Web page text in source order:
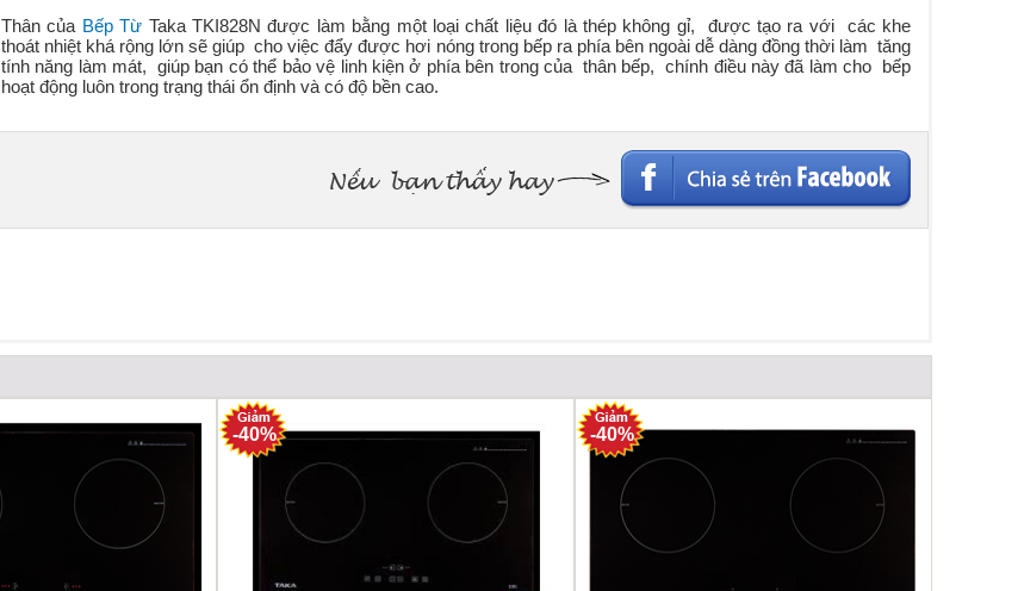
Thân của Bếp Từ Taka TKI828N được làm bằng một loại chất liệu đó là thép không gỉ, được tạo ra với các khe
thoát nhiệt khá rộng lớn sẽ giúp cho việc đẩy được hơi nóng trong bếp ra phía bên ngoài dễ dàng đồng thời làm tăng
tính năng làm mát, giúp bạn có thể bảo vệ linh kiện ở phía bên trong của thân bếp, chính điều này đã làm cho bếp
hoạt động luôn trong trạng thái ổn định và có độ bền cao.
-40% -40%